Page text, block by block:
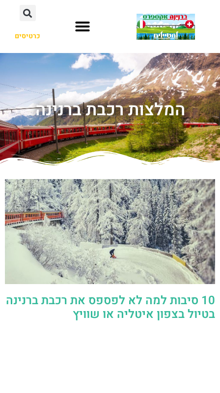
כרטיסים
המלצות רכבת ברנינה
10 סיבות למה לא לפספס את רכבת ברנינה
בטיול בצפון איטליה או שוויץ